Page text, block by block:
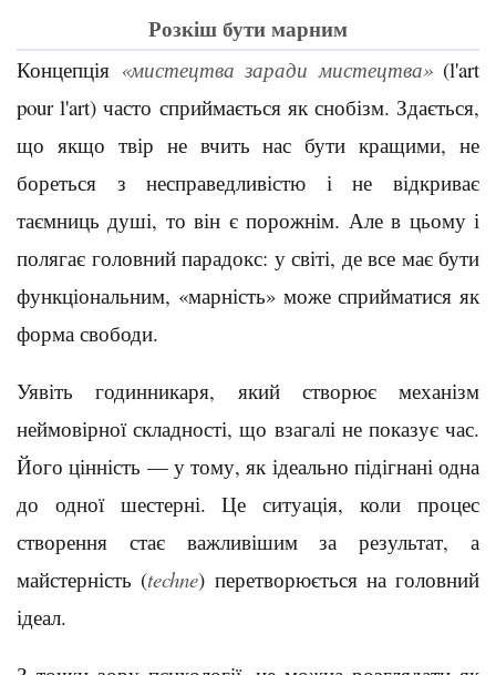
Розкіш бути марним
Концепція «мистецтва заради мистецтва»(l'art
pour l'art) часто сприймається як снобізм. Здається,
що якщо твір не вчить нас бути кращими, не
бореться з несправедливістю і не відкриває
таємниць душі, то він є порожнім. Але в цьому і
полягає головний парадокс: у світі, де все має бути
функціональним, «марність» може сприйматися як
форма свободи.
Уявіть годинникаря, який створює механізм
неймовірної складності, що взагалі не показує час.
Його цінність — у тому, як ідеально підігнані одна
до одної шестерні. Це ситуація, коли процес
створення стає важливішим за результат, а
майстерність (techne) перетворюється на головний
ідеал.